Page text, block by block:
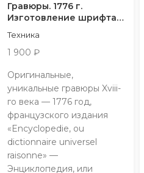
Гравюры. 1776 г.
Изготовление шрифта
Техника
1 900 ₽
Оригинальные,
уникальные гравюры Xviii-
го века — 1776 год,
французского издания
«Encyclopedie, ou
dictionnaire universel
raisonne» —
Энциклопедия, или